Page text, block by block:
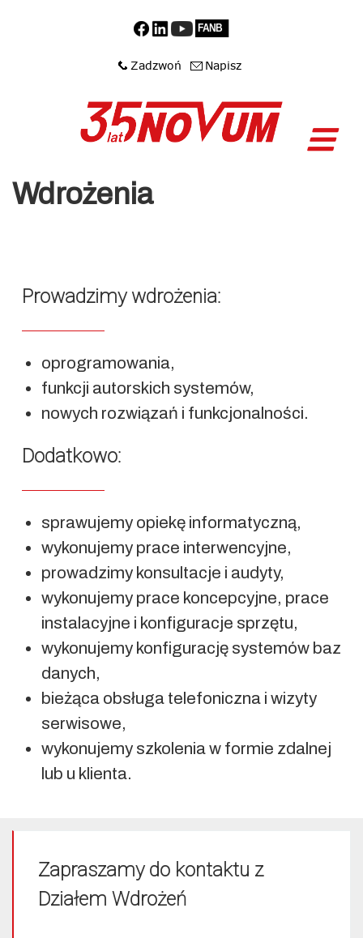
Wdrożenia
Prowadzimy wdrożenia:
oprogramowania,
funkcji autorskich systemów,
nowych rozwiązań i funkcjonalności.
Dodatkowo:
sprawujemy opiekę informatyczną,
wykonujemy prace interwencyjne,
prowadzimy konsultacje i audyty,
wykonujemy prace koncepcyjne, prace
instalacyjne i konfiguracje sprzętu,
wykonujemy konfigurację systemów baz
danych,
bieżąca obsługa telefoniczna i wizyty
serwisowe,
wykonujemy szkolenia w formie zdalnej
lub u klienta.
Zapraszamy do kontaktu z
Działem Wdrożeń